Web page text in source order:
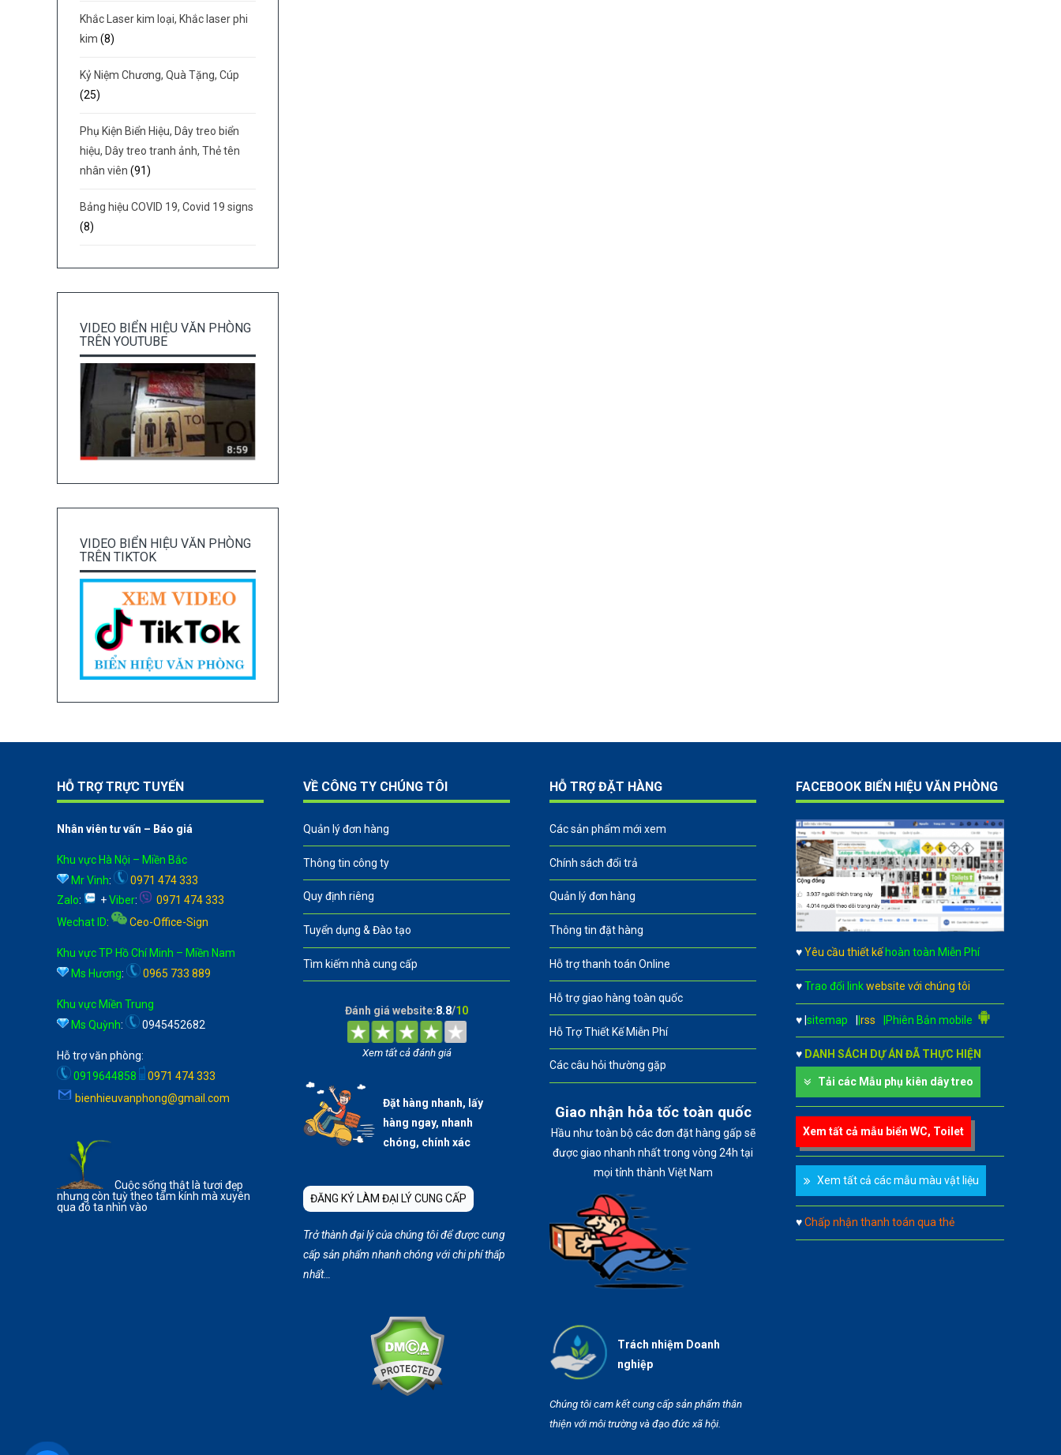
Khắc Laser kim loại, Khắc laser phi
kim (8)
Kỷ Niệm Chương, Quà Tặng, Cúp
(25)
Phụ Kiện Biển Hiệu, Dây treo biển
hiệu, Dây treo tranh ảnh, Thẻ tên
nhân viên (91)
Bảng hiệu COVID 19, Covid 19 signs
(8)
VIDEO BIỂN HIỆU VĂN PHÒNG
TRÊN YOUTUBE
VIDEO BIỂN HIỆU VĂN PHÒNG
TRÊN TIKTOK
HỖ TRỢ TRỰC TUYẾN
Nhân viên tư vấn – Báo giá
Khu vực Hà Nội – Miền Bắc
Mr Vinh:
0971 474 333
Zalo: +Viber:
0971 474 333
Wechat ID: Ceo-Office-Sign
Khu vực TP Hồ Chí Minh – Miền Nam
Ms Hương: 0965 733 889
Khu vực Miền Trung
Ms Quỳnh: 0945452682
Hỗ trợ văn phòng:
0919644858
0971 474 333
bienhieuvanphong@gmail.com
Cuộc sống thật là tươi đẹp
nhưng còn tuỳ theo tấm kính mà xuyên
qua đó ta nhìn vào
VỀ CÔNG TY CHÚNG TÔI
Quản lý đơn hàng
Thông tin công ty
Quy định riêng
Tuyển dụng & Đào tạo
Tìm kiếm nhà cung cấp
Đánh giá website:8.8/10
Xem tất cả đánh giá
Đặt hàng nhanh, lấy
hàng ngay, nhanh
chóng, chính xác
ĐĂNG KÝ LÀM ĐẠI LÝ CUNG CẤP
Trở thành đại lý của chúng tôi để được cung
cấp sản phẩm nhanh chóng với chi phí thấp
nhất…
HỖ TRỢ ĐẶT HÀNG
Các sản phẩm mới xem
Chính sách đổi trả
Quản lý đơn hàng
Thông tin đặt hàng
Hỗ trợ thanh toán Online
Hỗ trợ giao hàng toàn quốc
Hỗ Trợ Thiết Kế Miễn Phí
Các câu hỏi thường gặp
Giao nhận hỏa tốc toàn quốc
Hầu như toàn bộ các đơn đặt hàng gấp sẽ
được giao nhanh nhất trong vòng 24h tại
mọi tỉnh thành Việt Nam
Trách nhiệm Doanh
nghiệp
Chúng tôi cam kết cung cấp sản phẩm thân
thiện với môi trường và đạo đức xã hội.
FACEBOOK BIỂN HIỆU VĂN PHÒNG
♥Yêu cầu thiết kế hoàn toàn Miễn Phí
♥Trao đổi linkwebsite với chúng tôi
♥ sitemap rss |Phiên Bản mobile
♥ DANH SÁCH DỰ ÁN ĐÃ THỰC HIỆN
Tải các Mẫu phụ kiên dây treo
Xem tất cả mẫu biển WC, Toilet
Xem tất cả các mẫu màu vật liệu
♥Chấp nhận thanh toán qua thẻ